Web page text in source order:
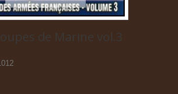
de Marine vol.3